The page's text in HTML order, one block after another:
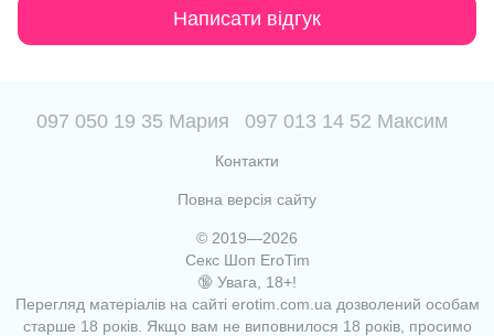
Написати відгук
097 050 19 35 Мария 097 013 14 52 Максим
Контакти
Повна версія сайту
© 2019—2026
Секс Шоп EroTim
🔞 Увага, 18+!
Перегляд матеріалів на сайті erotim.com.ua дозволений особам
старше 18 років. Якщо вам не виповнилося 18 років, просимо